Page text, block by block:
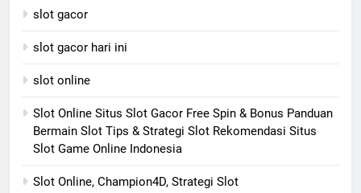
slot gacor
slot gacor hari ini
slot online
Slot Online Situs Slot Gacor Free Spin & Bonus Panduan
Bermain Slot Tips & Strategi Slot Rekomendasi Situs
Slot Game Online Indonesia
Slot Online, Champion4D, Strategi Slot